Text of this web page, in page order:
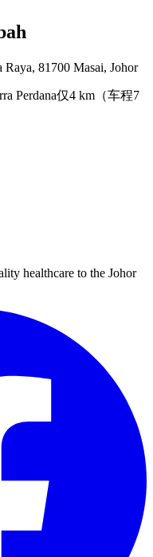
81700 Masai, Johor
Perdana仅4 km（车程7
healthcare to the Johor